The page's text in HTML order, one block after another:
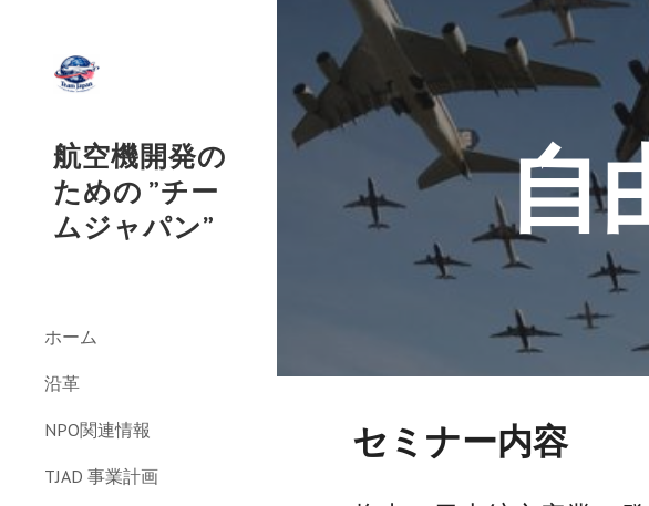
Skip to main content
航空機開発の
ための ”チー
ムジャパン”
ホーム
沿革
NPO関連情報
TJAD 事業計画
自
セミナー内容